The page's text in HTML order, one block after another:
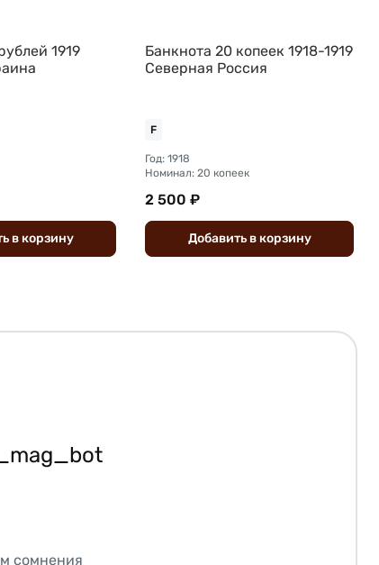
1919
вкорзину
Банкнота 20 копеек 1918-1919
Северная Россия
F
Год: 1918
Номинал: 20 копеек
2 500 ₽
Добавить вкорзину
сомнения